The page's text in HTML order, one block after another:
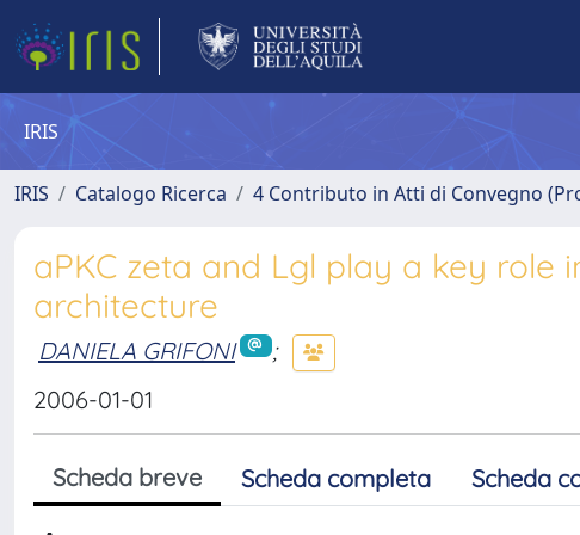
IRIS
IRIS Catalogo Ricerca 4 Contributo in Atti di Convegno
aPKC zeta and Lgl play a key role
architecture
DANIELA GRIFONI
;
2006-01-01
Scheda breve Scheda completa Scheda